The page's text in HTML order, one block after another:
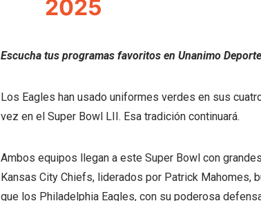
2025
Escucha tus programas favoritos en Unanimo
Los Eagles han usado uniformes verdes en sus
vez en el Super Bowl LII. Esa tradición continuará.
Ambos equipos llegan a este Super Bowl con
Kansas City Chiefs, liderados por Patrick Mahomes,
que los Philadelphia Eagles, con su poderosa